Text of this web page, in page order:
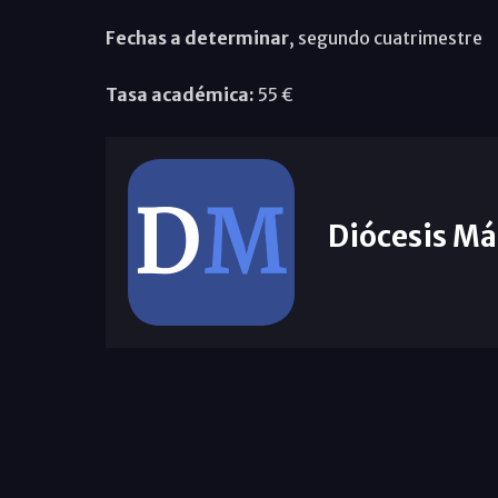
Fechas a determinar, segundo cuatrimestre
Tasa académica: 55 €
Diócesis